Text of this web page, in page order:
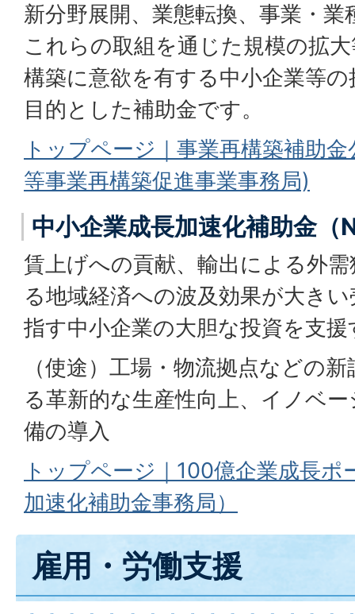
新分野展開、業態転換、事業・
これらの取組を通じた規模の拡
構築に意欲を有する中小企業等
目的とした補助金です。
トップページ｜事業再構築補助
等事業再構築促進事業事務局)
中小企業成長加速化補助金（
賃上げへの貢献、輸出による外
る地域経済への波及効果が大き
指す中小企業の大胆な投資を支
（使途）工場・物流拠点などの
る革新的な生産性向上、イノベ
備の導入
トップページ｜100億企業成長ポ
加速化補助金事務局）
雇用・労働支援